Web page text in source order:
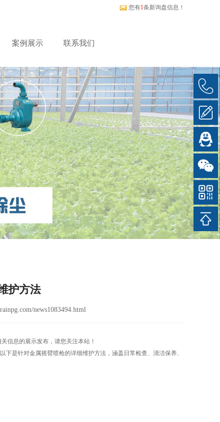
您有1条新询盘信息！
案例展示 联系我们
护方法
news1083494.html
信息的展示发布，请您关注本站！
是针对金属摇臂喷枪的详细维护方法，涵盖日常检查、清洁保养、